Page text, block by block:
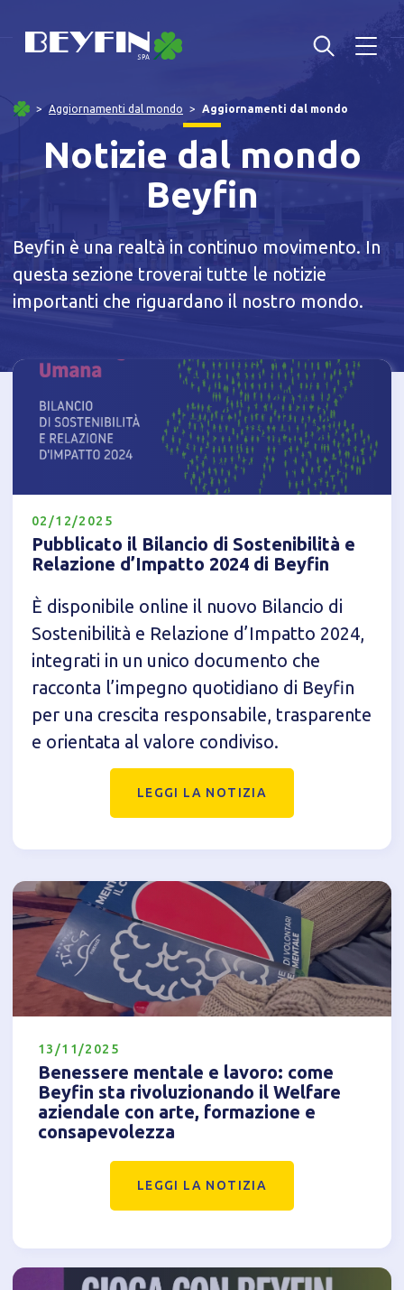
Aggiornamenti dal mondo Aggiornamenti dal mondo
Notizie dal mondo
Beyfin
Beyfin è una realtà in continuo movimento. In
questa sezione troverai tutte le notizie
importanti che riguardano il nostro mondo.
02/12/2025
Pubblicato il Bilancio di Sostenibilità e
Relazione d’Impatto 2024 di Beyfin
È disponibile online il nuovo Bilancio di
Sostenibilità e Relazione d’Impatto 2024,
integrati in un unico documento che
racconta l’impegno quotidiano di Beyfin
per una crescita responsabile, trasparente
e orientata al valore condiviso.
LEGGI LA NOTIZIA
13/11/2025
Benessere mentale e lavoro: come
Beyfin sta rivoluzionando il Welfare
aziendale con arte, formazione e
consapevolezza
LEGGI LA NOTIZIA
Informativa breve Cookie
Analitici
Accetto l'utilizzo di cookie analitici di terze parti